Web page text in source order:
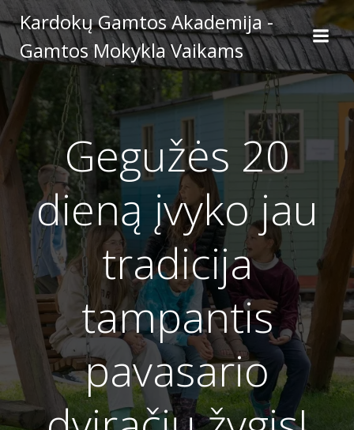
Skip
to
content
Kardokų Gamtos Akademija -
Gamtos Mokykla Vaikams
Gegužės 20
dieną įvyko jau
tradicija
tampantis
pavasario